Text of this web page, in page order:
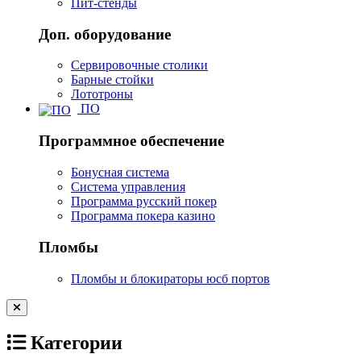
Пит-стенды
Доп. оборудование
Сервировочные столики
Барные стойки
Лототроны
ПО
Программное обеспечение
Бонусная система
Система управления
Программа русский покер
Программа покера казино
Пломбы
Пломбы и блокираторы юсб портов
Категории